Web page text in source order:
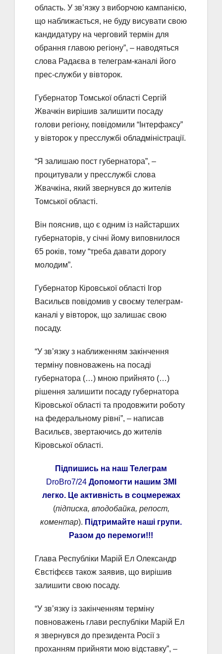
область. У зв’язку з виборчою кампанією,
що наближається, не буду висувати свою
кандидатуру на черговий термін для
обрання главою регіону”, – наводяться
слова Радаєва в телеграм-каналі його
прес-служби у вівторок.
Губернатор Томської області Сергій
Жвачкін вирішив залишити посаду
голови регіону, повідомили “Інтерфаксу”
у вівторок у пресслужбі обладміністрації.
“Я залишаю пост губернатора”, –
процитували у пресслужбі слова
Жвачкіна, який звернувся до жителів
Томської області.
Він пояснив, що є одним із найстарших
губернаторів, у січні йому виповнилося
65 років, тому “треба давати дорогу
молодим”.
Губернатор Кіровської області Ігор
Васильєв повідомив у своєму телеграм-
каналі у вівторок, що залишає свою
посаду.
“У зв’язку з наближенням закінчення
терміну повноважень на посаді
губернатора (…) мною прийнято (…)
рішення залишити посаду губернатора
Кіровської області та продовжити роботу
на федеральному рівні”, – написав
Васильєв, звертаючись до жителів
Кіровської області.
Підпишись на наш Телеграм
DroBro7/24 Допомогти нашим ЗМІ
легко. Це активність в соцмережах
(підписка, вподобайка, репост,
коментар). Підтримайте наші групи.
Разом до перемоги!!!
Глава Республіки Марій Ел Олександр
Євстіфєєв також заявив, що вирішив
залишити свою посаду.
“У зв’язку із закінченням терміну
повноважень глави республіки Марій Ел
я звернувся до президента Росії з
проханням прийняти мою відставку”, –